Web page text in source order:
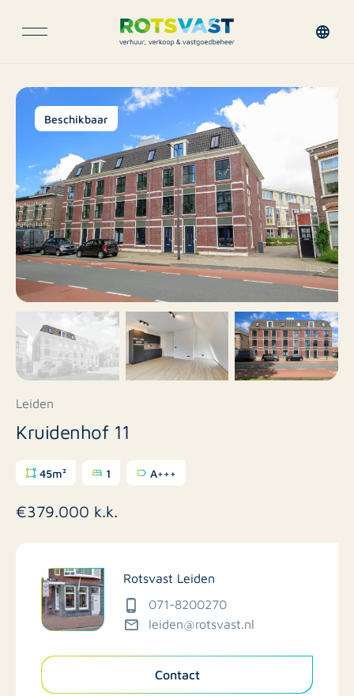
Beschikbaar
Leiden
Kruidenhof 11
45m² 1 A+++
€379.000 k.k.
Rotsvast Leiden
071-8200270
leiden@rotsvast.nl
Contact